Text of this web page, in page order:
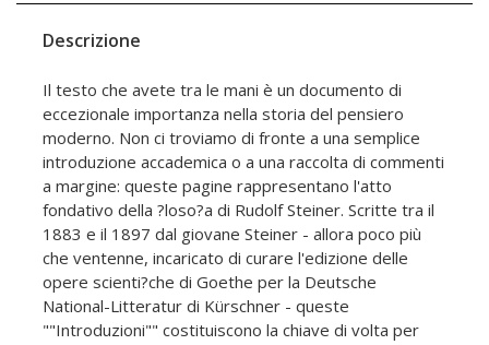
Descrizione
Il testo che avete tra le mani è un documento di
eccezionale importanza nella storia del pensiero
moderno. Non ci troviamo di fronte a una semplice
introduzione accademica o a una raccolta di commenti
a margine: queste pagine rappresentano l'atto
fondativo della ?loso?a di Rudolf Steiner. Scritte tra il
1883 e il 1897 dal giovane Steiner - allora poco più
che ventenne, incaricato di curare l'edizione delle
opere scienti?che di Goethe per la Deutsche
National-Litteratur di Kürschner - queste
""Introduzioni"" costituiscono la chiave di volta per